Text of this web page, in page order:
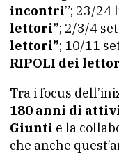
incontri”; 23/24
lettori”; 2/3/4
lettori”; 10/11
RIPOLI dei
Tra i focus
180 anni di
Giunti e la
che anche